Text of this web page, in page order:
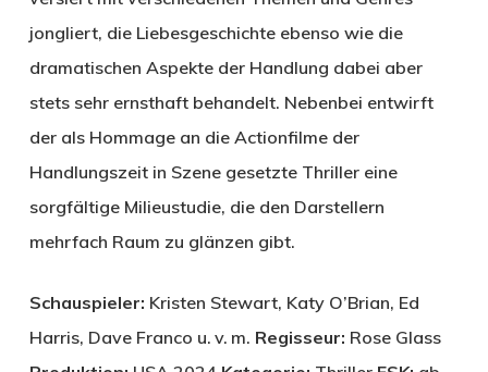
jongliert, die Liebesgeschichte ebenso wie die
dramatischen Aspekte der Handlung dabei aber
stets sehr ernsthaft behandelt. Nebenbei entwirft
der als Hommage an die Actionfilme der
Handlungszeit in Szene gesetzte Thriller eine
sorgfältige Milieustudie, die den Darstellern
mehrfach Raum zu glänzen gibt.
Schauspieler: Kristen Stewart, Katy O’Brian, Ed
Harris, Dave Franco u. v. m. Regisseur: Rose Glass